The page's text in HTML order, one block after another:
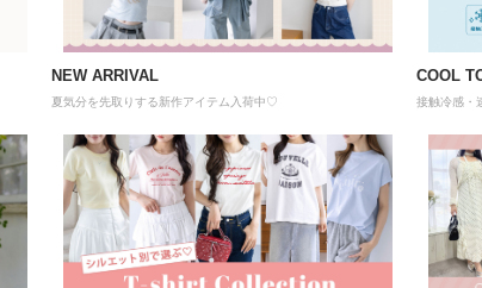
NEW ARRIVAL
夏気分を先取りする新作アイテム入荷中♡
COOL
接触冷感・